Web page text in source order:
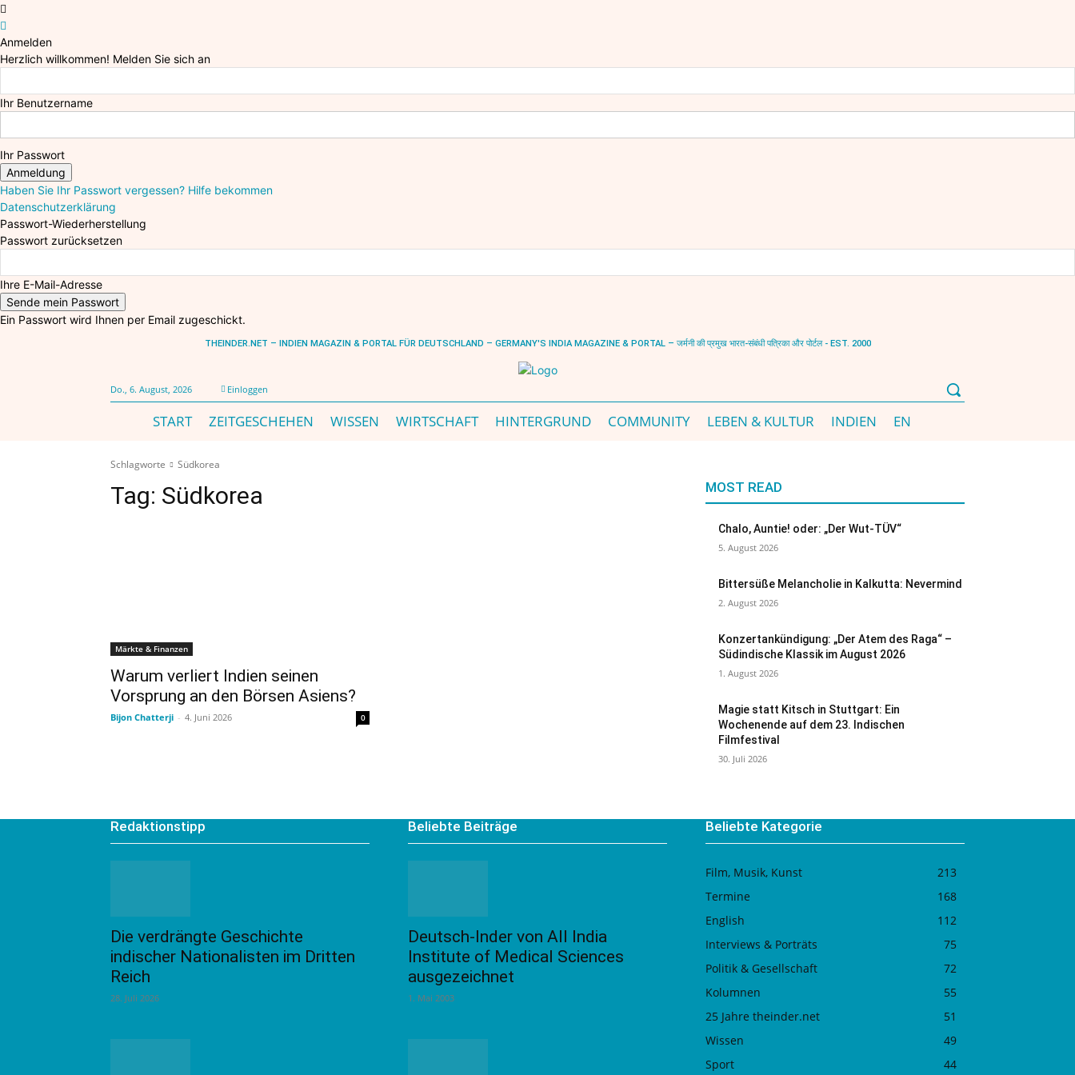
Anmelden
Herzlich willkommen! Melden Sie sich an
Ihr Benutzername
Ihr Passwort
Haben Sie Ihr Passwort vergessen? Hilfe bekommen
Datenschutzerklärung
Passwort-Wiederherstellung
Passwort zurücksetzen
Ihre E-Mail-Adresse
Ein Passwort wird Ihnen per Email zugeschickt.
THEINDER.NET – INDIEN MAGAZIN & PORTAL FÜR DEUTSCHLAND – GERMANY'S INDIA MAGAZINE & PORTAL – जर्मनी की प्रमुख भारत-संबंधी पत्रिका और पोर्टल - EST. 2000
Do., 6. August, 2026 Einloggen
START ZEITGESCHEHEN WISSEN WIRTSCHAFT HINTERGRUND COMMUNITY LEBEN & KULTUR INDIEN EN
Schlagworte Südkorea
Tag: Südkorea
Märkte & Finanzen
Warum verliert Indien seinen
Vorsprung an den Börsen Asiens?
Bijon Chatterji - 4. Juni 2026 0
MOST READ
Chalo, Auntie! oder: „Der Wut-TÜV“
5. August 2026
Bittersüße Melancholie in Kalkutta: Nevermind
2. August 2026
Konzertankündigung: „Der Atem des Raga“ –
Südindische Klassik im August 2026
1. August 2026
Magie statt Kitsch in Stuttgart: Ein
Wochenende auf dem 23. Indischen
Filmfestival
30. Juli 2026
Redaktionstipp
Die verdrängte Geschichte
indischer Nationalisten im Dritten
Reich
28. Juli 2026
Beliebte Beiträge
Deutsch-Inder von All India
Institute of Medical Sciences
ausgezeichnet
1. Mai 2003
Beliebte Kategorie
Film, Musik, Kunst
213
Termine
168
English
112
Interviews & Porträts
75
Politik & Gesellschaft
72
Kolumnen
55
25 Jahre theinder.net
51
Wissen
49
Sport
44